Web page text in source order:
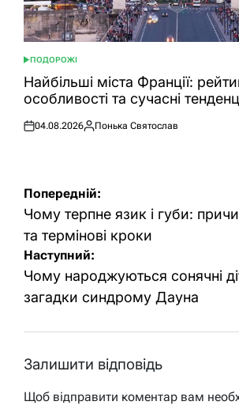
ОПУБЛІКУВАТИ
У
ПОДОРОЖІ
Найбільші міста Франції:
особливості та сучасні
Оприлюднено
04.08.2026
Опубліковано
Понька Святослав
Навігація
записів
Попередній:
Чому терпне язик і губи:
та термінові кроки
Наступний:
Чому народжуються сонячні
загадки синдрому Дауна
Залишити відповідь
Щоб відправити коментар вам